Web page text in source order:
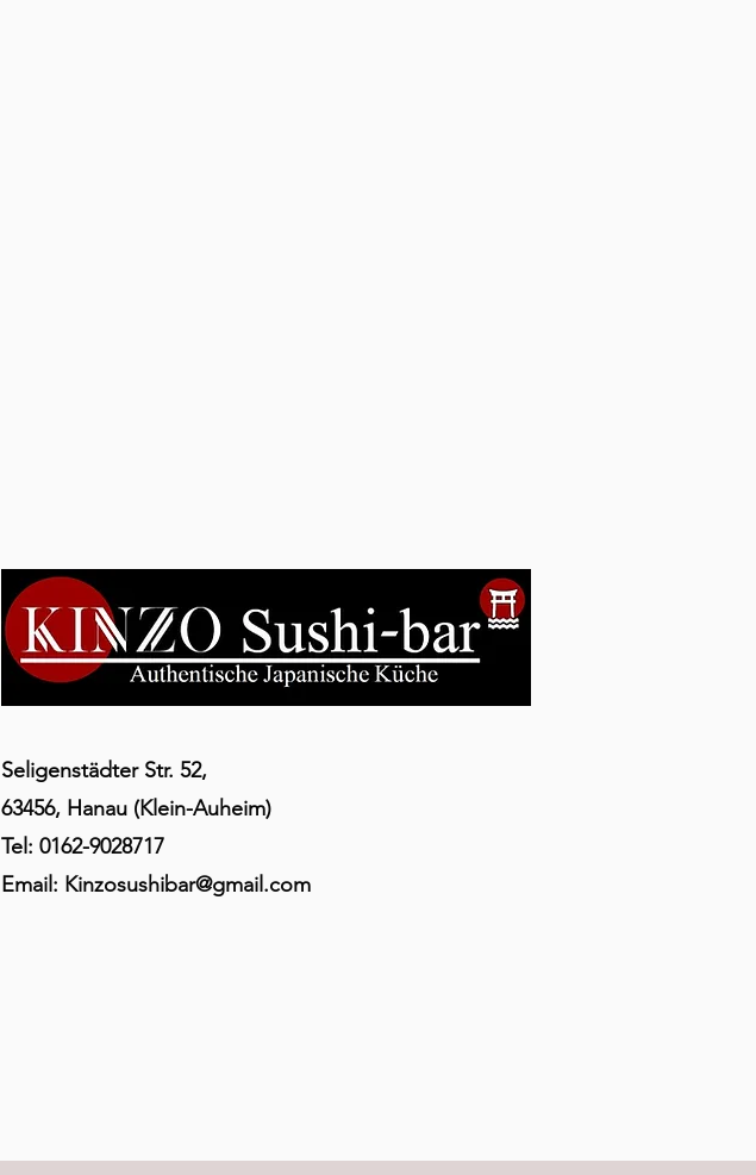
Seligenstädter Str. 52,
63456, Hanau (Klein-Auheim)
Tel: 0162-9028717
Email: Kinzosushibar@gmail.com